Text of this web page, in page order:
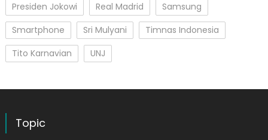
Presiden Jokowi
Real Madrid
Samsung
Smartphone
Sri Mulyani
Timnas Indonesia
Tito Karnavian
UNJ
Topic